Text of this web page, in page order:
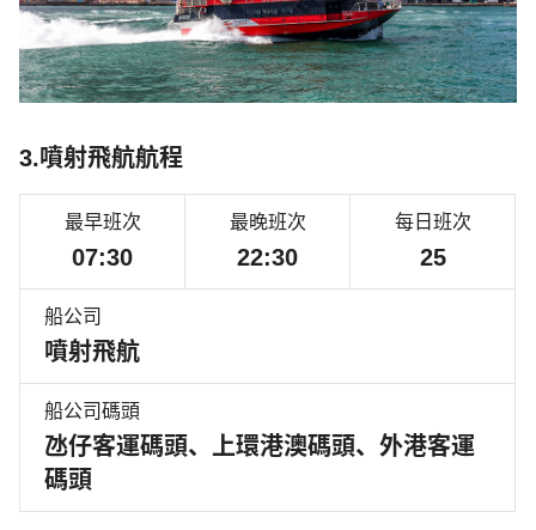
3.噴射飛航航程
最早班次
07:30
最晚班次
22:30
每日班次
25
船公司
噴射飛航
船公司碼頭
氹仔客運碼頭、上環港澳碼頭、外港客運
碼頭